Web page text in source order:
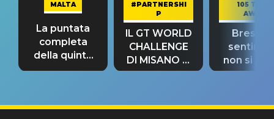
MALTA
La puntata
completa
della quinta
tappa
#PARTNERSHI
P
IL GT WORLD
CHALLENGE
DI MISANO si
riconferma
105 TAKE
AWAY
Bresh:
non si
fino alla